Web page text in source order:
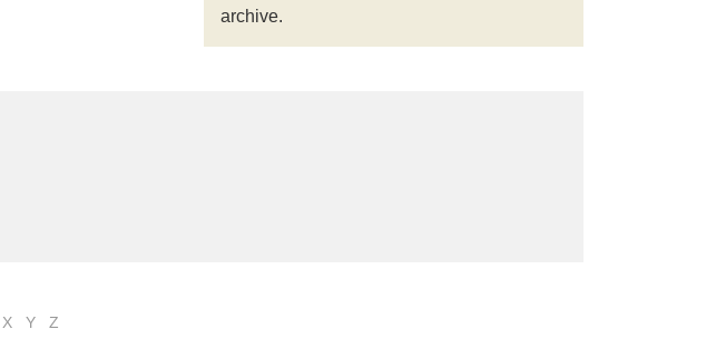
archive.
X Y Z